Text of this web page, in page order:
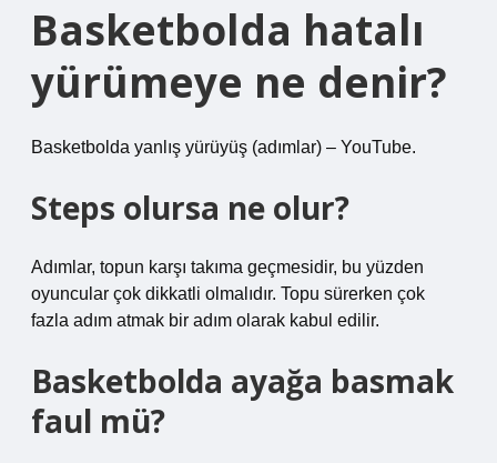
Basketbolda hatalı
yürümeye ne denir?
Basketbolda yanlış yürüyüş (adımlar) – YouTube.
Steps olursa ne olur?
Adımlar, topun karşı takıma geçmesidir, bu yüzden
oyuncular çok dikkatli olmalıdır. Topu sürerken çok
fazla adım atmak bir adım olarak kabul edilir.
Basketbolda ayağa basmak
faul mü?